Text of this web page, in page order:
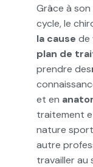
Grâce à son
cycle, le
la cause de
plan de
prendre des
et en
traitement
nature
autre
travailler au